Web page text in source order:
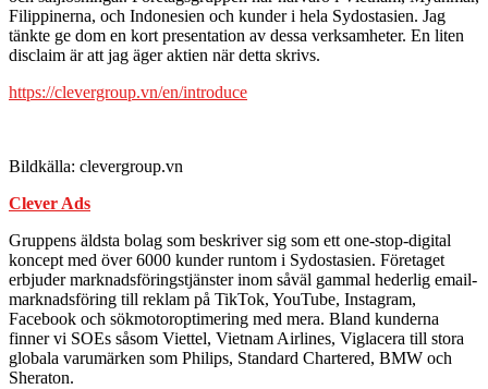
Filippinerna, och Indonesien och kunder i hela Sydostasien. Jag
tänkte ge dom en kort presentation av dessa verksamheter. En liten
disclaim är att jag äger aktien när detta skrivs.
https://clevergroup.vn/en/introduce
Bildkälla: clevergroup.vn
Clever Ads
Gruppens äldsta bolag som beskriver sig som ett one-stop-digital
koncept med över 6000 kunder runtom i Sydostasien. Företaget
erbjuder marknadsföringstjänster inom såväl gammal hederlig email-
marknadsföring till reklam på TikTok, YouTube, Instagram,
Facebook och sökmotoroptimering med mera. Bland kunderna
finner vi SOEs såsom Viettel, Vietnam Airlines, Viglacera till stora
globala varumärken som Philips, Standard Chartered, BMW och
Sheraton.